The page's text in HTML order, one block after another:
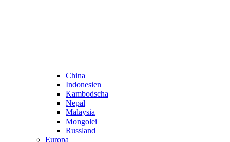
China
Indonesien
Kambodscha
Nepal
Malaysia
Mongolei
Russland
Europa